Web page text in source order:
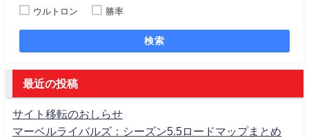
ウルトロン
勝率
検索
最近の投稿
サイト移転のおしらせ
マーベルライバルズ：シーズン5.5ロードマップまとめ